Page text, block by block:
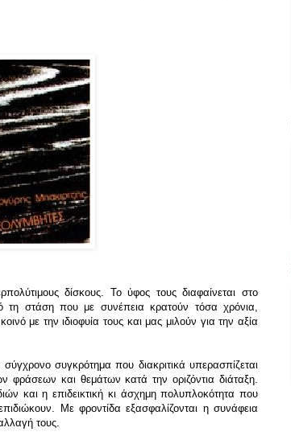
δίσκους. Το ύφος τους διαφαίνεται στο
τη στάση που με συνέπεια κρατούν τόσα χρόνια,
με την ιδιοφυία τους και μας μιλούν για την αξία
συγκρότημα που διακριτικά υπερασπίζεται
φράσεων και θεμάτων κατά την οριζόντια διάταξη.
και η επιδεικτική κι άσχημη πολυπλοκότητα που
Με φροντίδα εξασφαλίζονται η συνάφεια
τους.